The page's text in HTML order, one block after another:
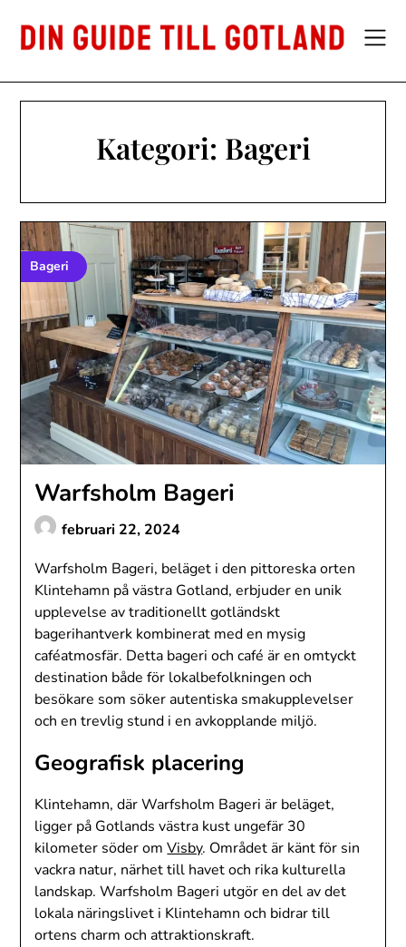
content
Kategori: Bageri
Bageri
Warfsholm Bageri
februari 22, 2024
Warfsholm Bageri, beläget i den pittoreska orten
Klintehamn på västra Gotland, erbjuder en unik
upplevelse av traditionellt gotländskt
bagerihantverk kombinerat med en mysig
caféatmosfär. Detta bageri och café är en omtyckt
destination både för lokalbefolkningen och
besökare som söker autentiska smakupplevelser
och en trevlig stund i en avkopplande miljö.
Geografisk placering
Klintehamn, där Warfsholm Bageri är beläget,
ligger på Gotlands västra kust ungefär 30
kilometer söder omVisby. Området är känt för sin
vackra natur, närhet till havet och rika kulturella
landskap. Warfsholm Bageri utgör en del av det
lokala näringslivet i Klintehamn och bidrar till
ortens charm och attraktionskraft.